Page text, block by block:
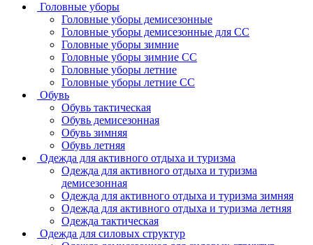
Головные уборы
Головные уборы демисезонные
Головные уборы демисезонные для СС
Головные уборы зимние
Головные уборы зимние СС
Головные уборы летние
Головные уборы летние СС
Обувь
Обувь тактическая
Обувь демисезонная
Обувь зимняя
Обувь летняя
Одежда для активного отдыха и туризма
Одежда для активного отдыха и туризма
демисезонная
Одежда для активного отдыха и туризма зимняя
Одежда для активного отдыха и туризма летняя
Одежда тактическая
Одежда для силовых структур